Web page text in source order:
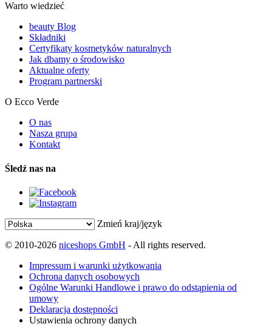
Warto wiedzieć
beauty Blog
Składniki
Certyfikaty kosmetyków naturalnych
Jak dbamy o środowisko
Aktualne oferty
Program partnerski
O Ecco Verde
O nas
Nasza grupa
Kontakt
Śledź nas na
Zmień kraj/język
© 2010-2026 niceshops GmbH - All rights reserved.
Impressum i warunki użytkowania
Ochrona danych osobowych
Ogólne Warunki Handlowe i prawo do odstąpienia od
umowy
Deklaracja dostępności
Ustawienia ochrony danych